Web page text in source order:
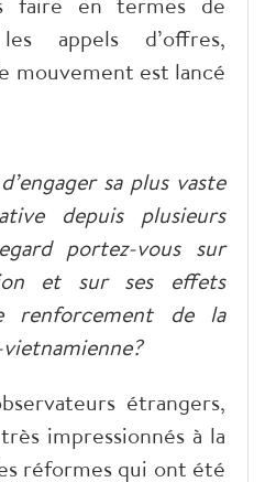
appels d’offres,
mouvement est lancé
sa plus vaste
depuis plusieurs
portez-vous sur
et sur ses effets
renforcement de la
étrangers,
impressionnés à la
réformes qui ont été